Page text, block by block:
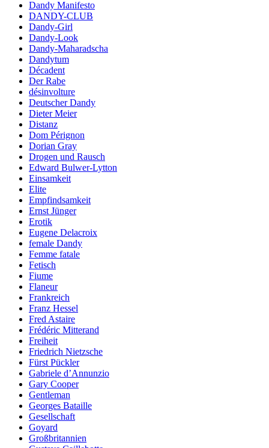
Dandy Manifesto
DANDY-CLUB
Dandy-Girl
Dandy-Look
Dandy-Maharadscha
Dandytum
Décadent
Der Rabe
désinvolture
Deutscher Dandy
Dieter Meier
Distanz
Dom Pérignon
Dorian Gray
Drogen und Rausch
Edward Bulwer-Lytton
Einsamkeit
Elite
Empfindsamkeit
Ernst Jünger
Erotik
Eugene Delacroix
female Dandy
Femme fatale
Fetisch
Fiume
Flaneur
Frankreich
Franz Hessel
Fred Astaire
Frédéric Mitterand
Freiheit
Friedrich Nietzsche
Fürst Pückler
Gabriele d’Annunzio
Gary Cooper
Gentleman
Georges Bataille
Gesellschaft
Goyard
Großbritannien